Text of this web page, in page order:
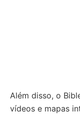
Além disso, o
vídeos e mapas